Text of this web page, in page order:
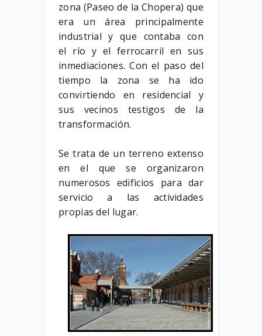
zona (Paseo de la Chopera) que
era un área principalmente
industrial y que contaba con
el río y el ferrocarril en sus
inmediaciones. Con el paso del
tiempo la zona se ha ido
convirtiendo en residencial y
sus vecinos testigos de la
transformación.
Se trata de un terreno extenso
en el que se organizaron
numerosos edificios para dar
servicio a las actividades
propias del lugar.